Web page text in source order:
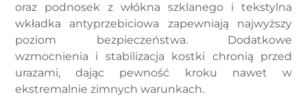
oraz podnosek z włókna szklanego i tekstylna
wkładka antyprzebiciowa zapewniają najwyższy
poziom bezpieczeństwa. Dodatkowe
wzmocnienia i stabilizacja kostki chronią przed
urazami, dając pewność kroku nawet w
ekstremalnie zimnych warunkach.